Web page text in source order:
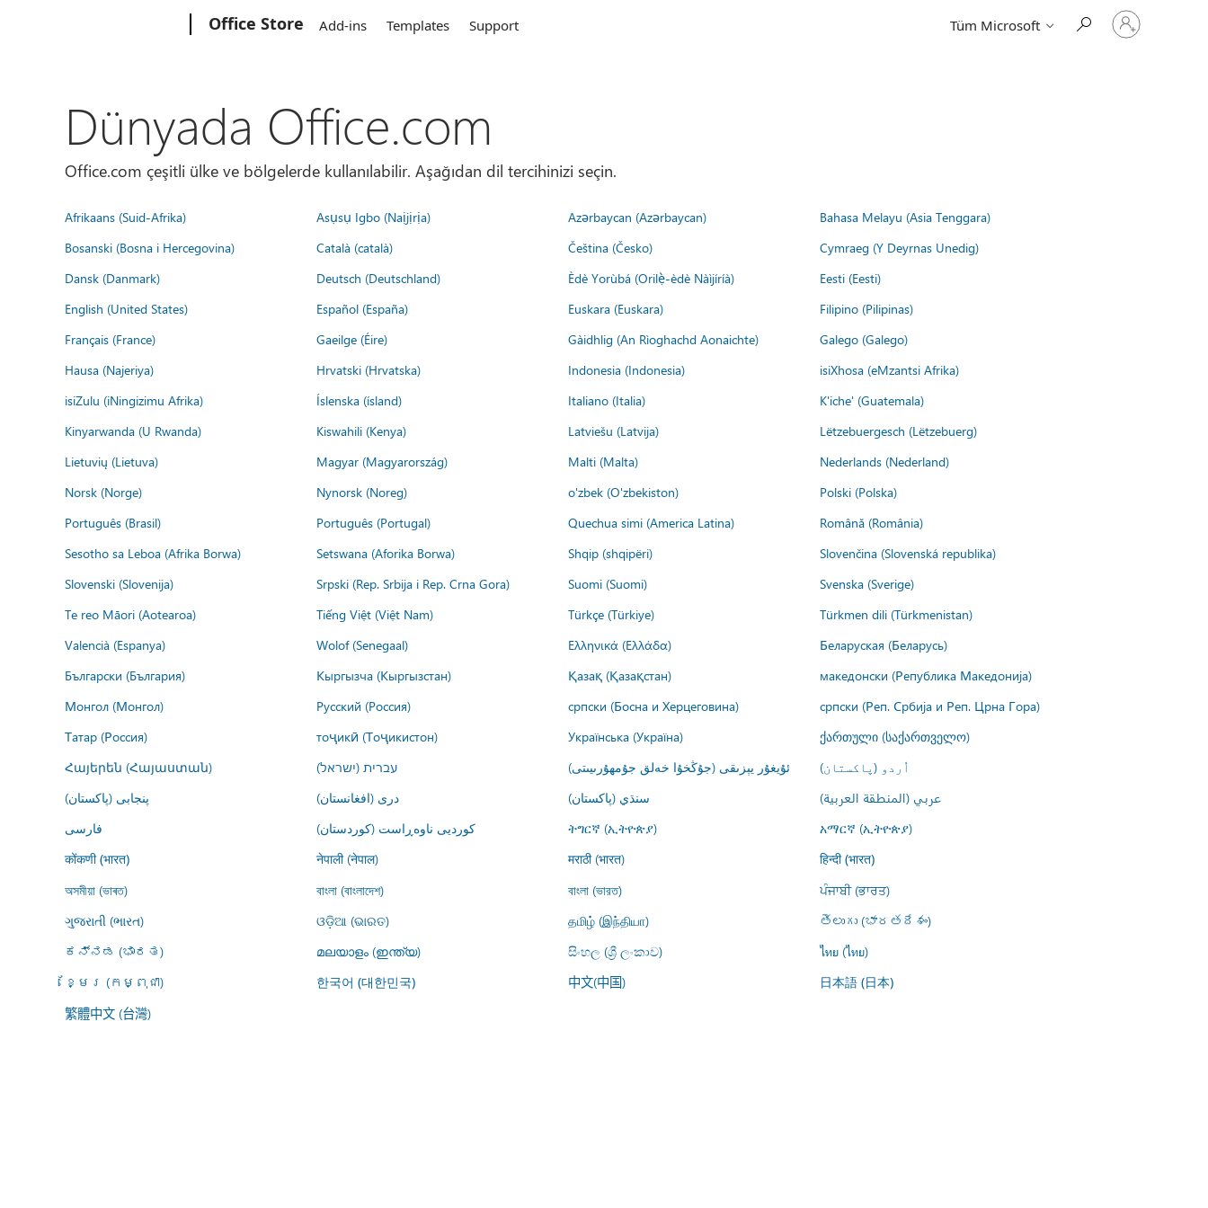
Office Store Add-ins Templates Support Tüm Microsoft
Hesabınızda
oturum
açın
Dünyada Office.com
Office.com çeşitli ülke ve bölgelerde kullanılabilir. Aşağıdan dil tercihinizi seçin.
Afrikaans (Suid-Afrika) Asụsụ Igbo (Naịjịrịa) Azərbaycan (Azərbaycan)
Bahasa Melayu (Asia Tenggara)
Bosanski (Bosna i Hercegovina)
Català (català) Čeština (Česko)
Cymraeg (Y Deyrnas Unedig)
Dansk (Danmark)
Deutsch (Deutschland) Èdè Yorùbá (Orilẹ̀-èdè Nàìjíríà)
Eesti (Eesti)
English (United States)
Español (España) Euskara (Euskara)
Filipino (Pilipinas)
Français (France)
Gaeilge (Éire) Gàidhlig (An Rìoghachd Aonaichte)
Galego (Galego)
Hausa (Najeriya)
Hrvatski (Hrvatska) Indonesia (Indonesia)
isiXhosa (eMzantsi Afrika)
isiZulu (iNingizimu Afrika)
Íslenska (ísland) Italiano (Italia)
K'iche' (Guatemala)
Kinyarwanda (U Rwanda)
Kiswahili (Kenya) Latviešu (Latvija)
Lëtzebuergesch (Lëtzebuerg)
Lietuvių (Lietuva)
Magyar (Magyarország) Malti (Malta)
Nederlands (Nederland)
Norsk (Norge)
Nynorsk (Noreg) o'zbek (O'zbekiston)
Polski (Polska)
Português (Brasil)
Português (Portugal) Quechua simi (America Latina)
Română (România)
Sesotho sa Leboa (Afrika Borwa)
Setswana (Aforika Borwa) Shqip (shqipëri)
Slovenčina (Slovenská republika)
Slovenski (Slovenija)
Srpski (Rep. Srbija i Rep. Crna Gora) Suomi (Suomi)
Svenska (Sverige)
Te reo Māori (Aotearoa)
Tiếng Việt (Việt Nam) Türkçe (Türkiye)
Türkmen dili (Türkmenistan)
Valencià (Espanya)
Wolof (Senegaal) Ελληνικά (Ελλάδα)
Беларуская (Беларусь)
Български (България)
Кыргызча (Кыргызстан) Қазақ (Қазақстан)
македонски (Република Македонија)
Монгол (Монгол)
Русский (Россия) српски (Босна и Херцеговина)
српски (Реп. Србија и Реп. Црна Гора)
Татар (Россия)
тоҷикӣ (Тоҷикистон) Українська (Україна)
ქართული (საქართველო)
Հայերեն (Հայաստան)
עברית (ישראל) ئۇيغۇر يېزىقى (جۇڭخۇا خەلق جۇمھۇرىيىتى)
اُردو (پاکستان)
پنجابی (پاکستان)
درى (افغانستان) سنڌي (پاکستان)
عربي (المنطقة العربية)
فارسى
کوردیی ناوەڕاست (کوردستان) ትግርኛ (ኢትዮጵያ) አማርኛ (ኢትዮጵያ)
कोंकणी (भारत) नेपाली (नेपाल) मराठी (भारत) हिन्दी (भारत)
অসমীয়া (ভাৰত) বাংলা (বাংলাদেশ) বাংলা (ভারত)
ਪੰਜਾਬੀ (ਭਾਰਤ)
ગુજરાતી (ભારત)
ଓଡ଼ିଆ (ଭାରତ) தமிழ் (இந்தியா)
తెలుగు (భారతదేశం)
ಕನ್ನಡ (ಭಾರತ)
മലയാളം (ഇന്ത്യ) සිංහල (ශ්‍රී ලංකාව)
ไทย (ไทย)
ខ្មែរ (កម្ពុជា)
한국어 (대한민국) 中文(中国) 日本語 (日本)
繁體中文 (台灣)